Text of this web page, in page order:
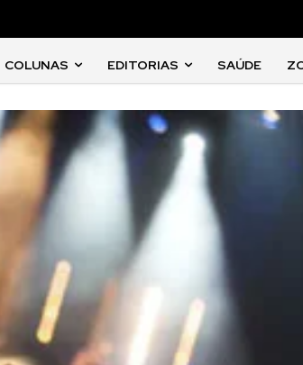
COLUNAS EDITORIAS SAÚDE